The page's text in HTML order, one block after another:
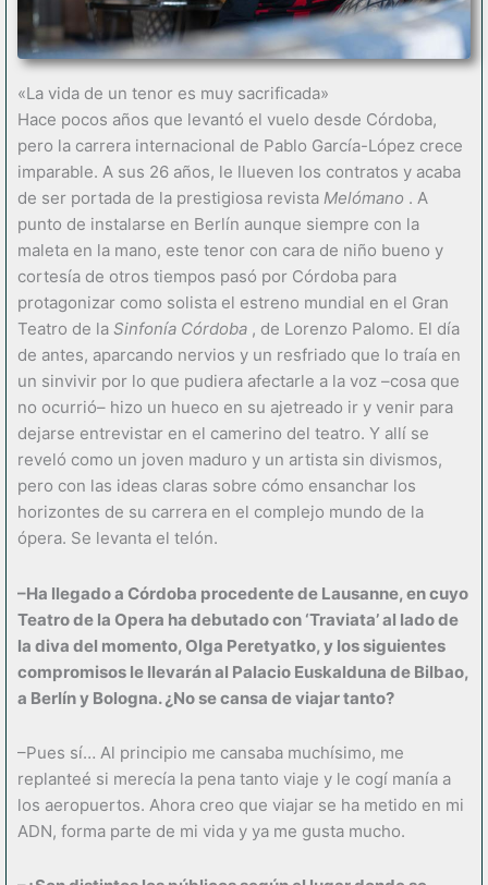
«La vida de un tenor es muy sacrificada»
Hace pocos años que levantó el vuelo desde Córdoba,
pero la carrera internacional de Pablo García-López crece
imparable. A sus 26 años, le llueven los contratos y acaba
de ser portada de la prestigiosa revista Melómano . A
punto de instalarse en Berlín aunque siempre con la
maleta en la mano, este tenor con cara de niño bueno y
cortesía de otros tiempos pasó por Córdoba para
protagonizar como solista el estreno mundial en el Gran
Teatro de la Sinfonía Córdoba , de Lorenzo Palomo. El día
de antes, aparcando nervios y un resfriado que lo traía en
un sinvivir por lo que pudiera afectarle a la voz –cosa que
no ocurrió– hizo un hueco en su ajetreado ir y venir para
dejarse entrevistar en el camerino del teatro. Y allí se
reveló como un joven maduro y un artista sin divismos,
pero con las ideas claras sobre cómo ensanchar los
horizontes de su carrera en el complejo mundo de la
ópera. Se levanta el telón.
–Ha llegado a Córdoba procedente de Lausanne, en cuyo
Teatro de la Opera ha debutado con ‘Traviata’ al lado de
la diva del momento, Olga Peretyatko, y los siguientes
compromisos le llevarán al Palacio Euskalduna de Bilbao,
a Berlín y Bologna. ¿No se cansa de viajar tanto?
–Pues sí… Al principio me cansaba muchísimo, me
replanteé si merecía la pena tanto viaje y le cogí manía a
los aeropuertos. Ahora creo que viajar se ha metido en mi
ADN, forma parte de mi vida y ya me gusta mucho.